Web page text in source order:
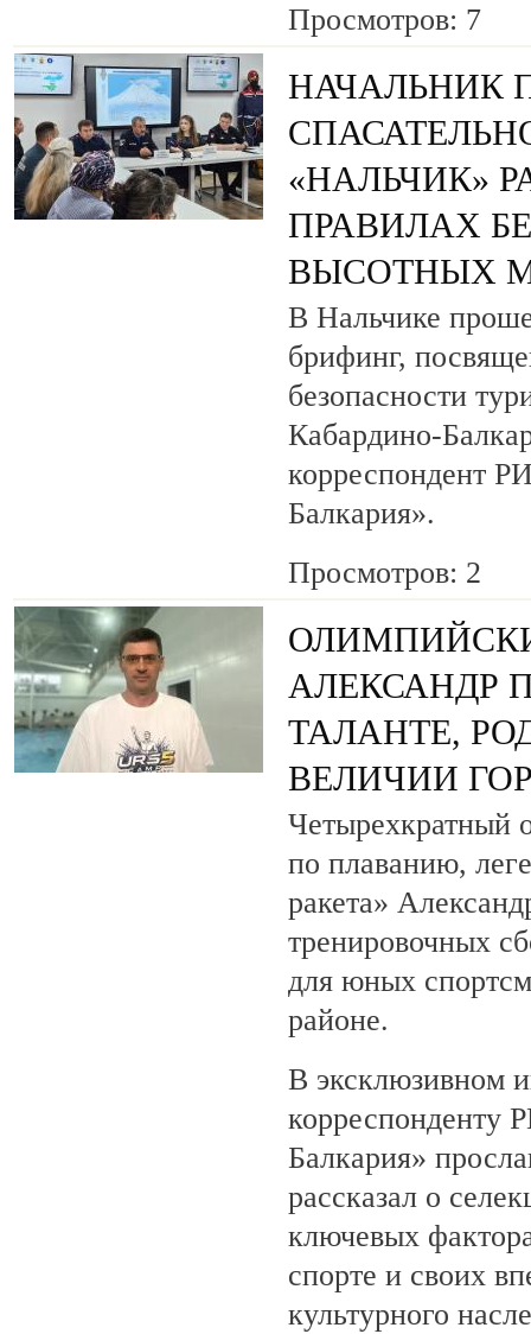
Просмотров: 7
НАЧАЛЬНИК
«НАЛЬЧИК»
ПРАВИЛАХ
ВЫСОТНЫХ
В Нальчике
брифинг,
безопасности
Кабардино-
корреспондент
Балкария».
Просмотров: 2
АЛЕКСАНДР
ТАЛАНТЕ,
ВЕЛИЧИИ
Четырехкратный
по плаванию,
ракета»
тренировочных
для юных
районе.
В эксклюзивном
корреспонденту
Балкария»
рассказал о
ключевых
спорте и своих
культурного